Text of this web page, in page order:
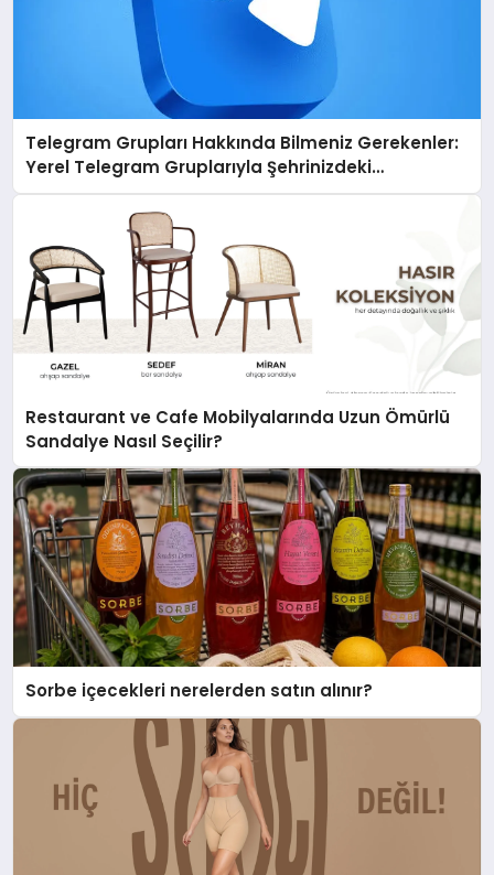
Telegram Grupları Hakkında Bilmeniz Gerekenler:
Yerel Telegram Gruplarıyla Şehrinizdeki
Topluluklara Ulaşın
Restaurant ve Cafe Mobilyalarında Uzun Ömürlü
Sandalye Nasıl Seçilir?
Sorbe içecekleri nerelerden satın alınır?